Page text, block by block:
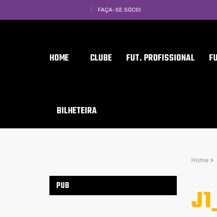
FAÇA-SE SÓCIO
HOME CLUBE FUT. PROFISSIONAL
BILHETEIRA
Home >
PUB